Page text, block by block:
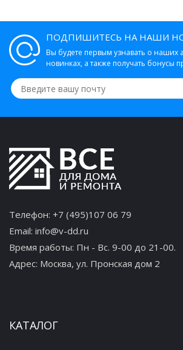
ПОДПИШИТЕСЬ НА НАШИ
Вы будете первым узнавать о наших
новинках, а также получать бонусы
Телефон: +7 (495)107 06 79
Email: info@v-dd.ru
Время работы: Пн - Вс. 9-00 до 21-00.
Адрес: Москва, ул. Пронская дом 2
КАТАЛОГ